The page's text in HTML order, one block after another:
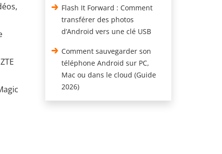
Flash It Forward : Comment
transférer des photos
d’Android vers une clé USB
Comment sauvegarder son
téléphone Android sur PC,
Mac ou dans le cloud (Guide
2026)